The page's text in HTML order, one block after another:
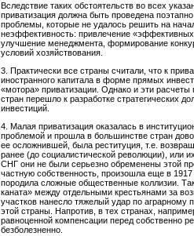
Вследствие таких обстоятельств во всех
приватизация должна быть проведена
проблемы, которые не удалось решить на
неэффективность: привлечение
улучшение менеджмента, формирование
условий хозяйствования.
3. Практически все страны считали, что к
иностранного капитала в форме прямых
«мотора» приватизации. Однако и эти
стран перешло к разработке стратегических
инвестиций.
4. Малая приватизация оказалась в
проблемой и прошла в большинстве стран
ее осложнившей, была реституция, т.е.
ранее (до социалистической революции), или
СНГ они не были серьезно обременены этой
частную собственность, произошла еще в
породила сложные общественные коллизии.
каната» между отдельными крестьянами за
участков нанесло тяжелый удар по аграрному
этой страны. Напротив, в тех странах,
равноценной компенсации перед собственно
безболезненно.